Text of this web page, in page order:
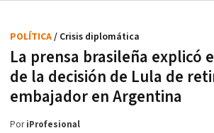
La prensa brasileña explicó
de la decisión de Lula de
embajador en Argentina
POLÍTICA/ Crisis diplomática
PoriProfesional